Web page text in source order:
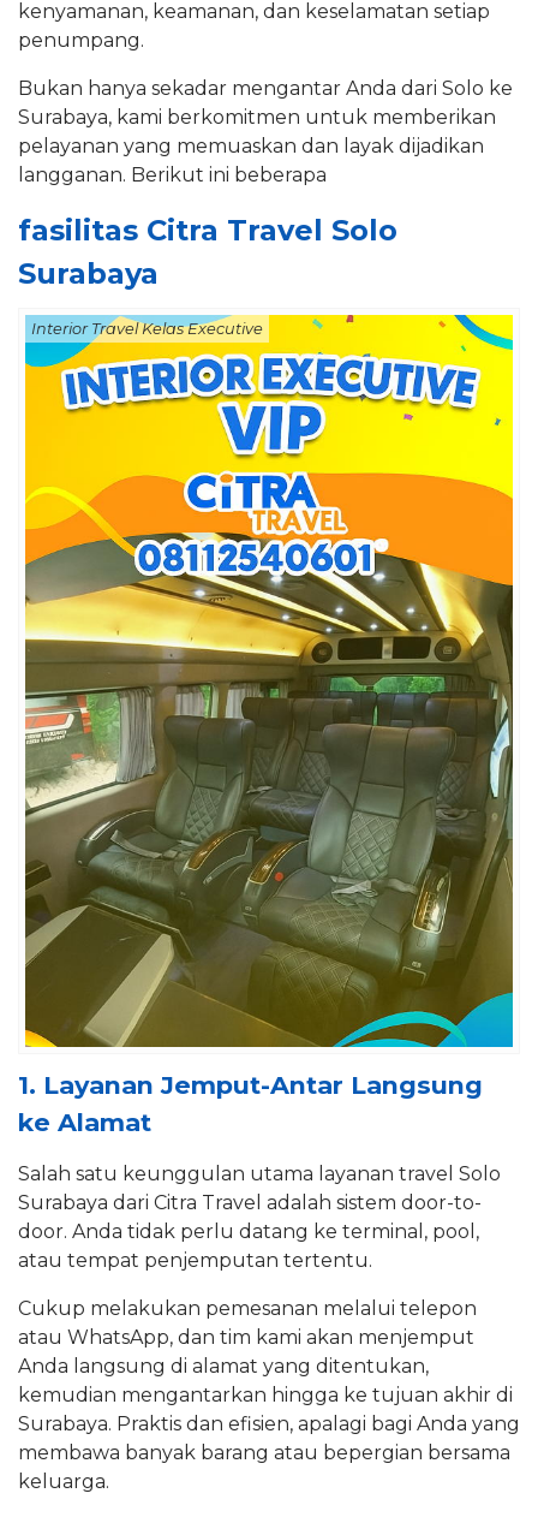
kenyamanan, keamanan, dan keselamatan setiap
penumpang.
Bukan hanya sekadar mengantar Anda dari Solo ke
Surabaya, kami berkomitmen untuk memberikan
pelayanan yang memuaskan dan layak dijadikan
langganan. Berikut ini beberapa
fasilitas Citra Travel Solo
Surabaya
Interior Travel Kelas Executive
1. Layanan Jemput-Antar Langsung
ke Alamat
Salah satu keunggulan utama layanan travel Solo
Surabaya dari Citra Travel adalah sistem door-to-
door. Anda tidak perlu datang ke terminal, pool,
atau tempat penjemputan tertentu.
Cukup melakukan pemesanan melalui telepon
atau WhatsApp, dan tim kami akan menjemput
Anda langsung di alamat yang ditentukan,
kemudian mengantarkan hingga ke tujuan akhir di
Surabaya. Praktis dan efisien, apalagi bagi Anda yang
membawa banyak barang atau bepergian bersama
keluarga.